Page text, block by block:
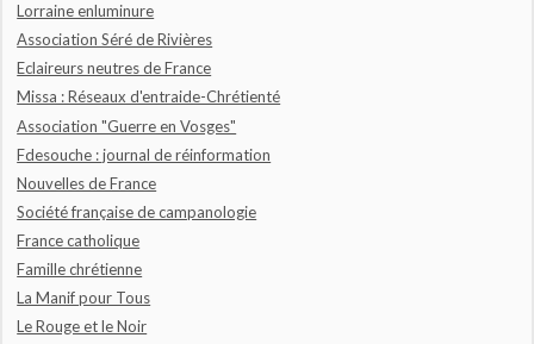
Lorraine enluminure
Association Séré de Rivières
Eclaireurs neutres de France
Missa : Réseaux d'entraide-Chrétienté
Association "Guerre en Vosges"
Fdesouche : journal de réinformation
Nouvelles de France
Société française de campanologie
France catholique
Famille chrétienne
La Manif pour Tous
Le Rouge et le Noir